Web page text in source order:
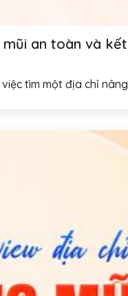
an toàn và
tìm một địa chỉ